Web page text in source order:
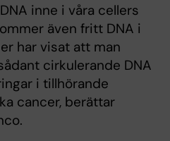
inne i våra cellers
även fritt DNA i
har visat att man
cirkulerande DNA
i tillhörande
cancer, berättar